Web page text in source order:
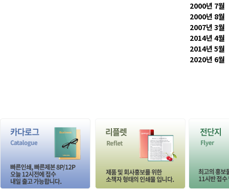
2000년 7월
2000년 8월
2007년 3월
2014년 4월
2014년 5월
2020년 6월